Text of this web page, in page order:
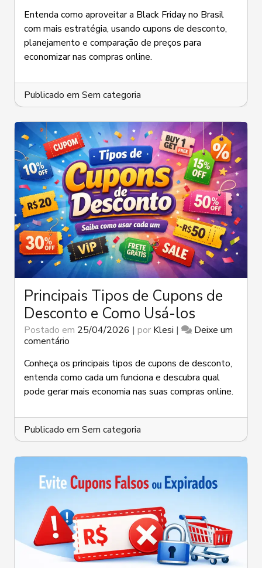
Friday
no
Brasil:
Como
Aproveitar
e
Promoções
Entenda como aproveitar a Black Friday no Brasil
com mais estratégia, usando cupons de desconto,
planejamento e comparação de preços para
economizar nas compras online.
Publicado em Sem categoria
Principais Tipos de Cupons de
Desconto e Como Usá-los
Postado em 25/04/2026 | por Klesi |
Deixe um
comentário
Tipos
de
Cupons
de
e
Como
Usá-
Conheça os principais tipos de cupons de desconto,
entenda como cada um funciona e descubra qual
pode gerar mais economia nas suas compras online.
Publicado em Sem categoria